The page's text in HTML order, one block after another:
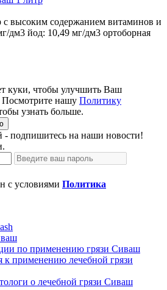
с высоким содержанием витаминов и
дм3 йод: 10,49 мг/дм3 ортоборная
куки, чтобы улучшить Ваш
Посмотрите нашу Политику
узнать больше.
- подпишитесь на наши новости!
с условиями Политика
по применению грязи Сиваш
к применению лечебной грязи
о лечебной грязи Сиваш